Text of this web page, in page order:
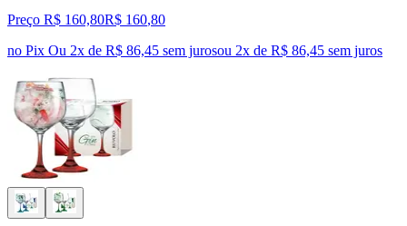
Preço R$ 160,80R$ 160,80
no Pix Ou 2x de R$ 86,45 sem jurosou 2x de R$ 86,45 sem juros